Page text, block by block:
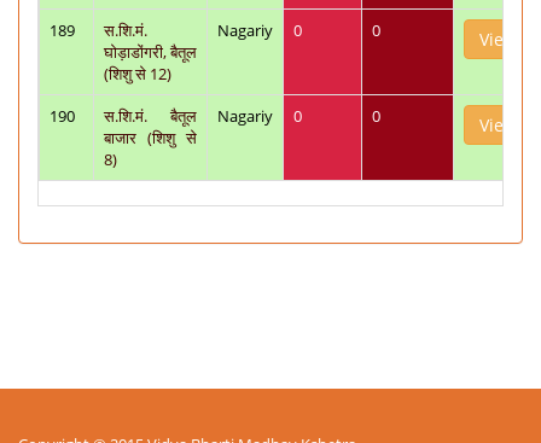
189
स.शि.मं.
घोड़ाडोंगरी, बैतूल
(शिशु से 12)
Nagariy 0 0 View
190
स.शि.मं. बैतूल
बाजार (शिशु से
8)
Nagariy 0 0 View